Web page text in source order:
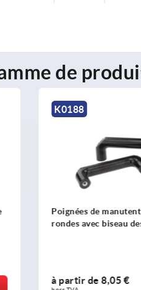
de
K0237
Poignées de
visser d'un côté
à partir de14,78 €